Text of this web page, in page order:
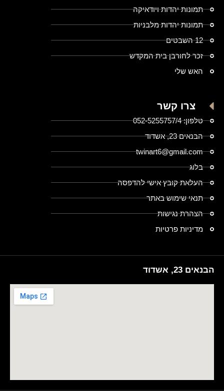
תמונות יהדות ויודאיקה
תמונות יהדות מלבניות
12 השבטים
זכר לחורבן בית המקדש
האש שלי
צרו קשר
טלפון: 052-5255757/4
הבנאים 23, אשדוד
twinart6@gmail.com
בלוג
העלאת קובץ אישי להדפסה
תנאי שימוש באתר
הצהרת נגישות
מדיניות פרטיות
הבנאים 23, אשדוד